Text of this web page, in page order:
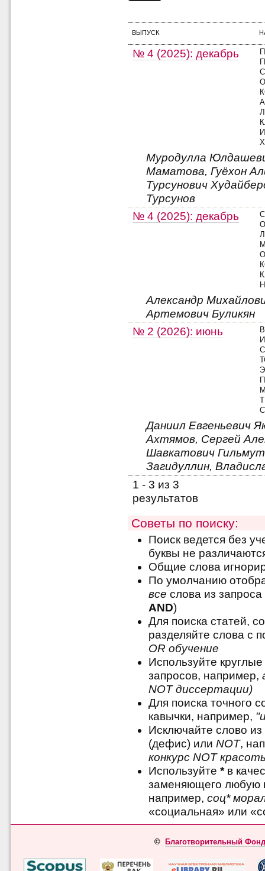
ВЫПУСК
№ 4 (2025): декабрь
Муродулла
Маматова, Гуёхон
Турсунович
Турсунов
№ 4 (2025): декабрь
Александр
Артемович Буликян
№ 2 (2026): июнь
Даниил Евгеньевич
Ахтямов, Сергей
Шавкатович
Загидуллин,
1 - 3 из 3
результатов
Советы по поиску:
Поиск ведется без
буквы не
Общие слова
По умолчанию
все слова из
AND)
Для поиска статей,
разделяйте слова с
OR обучение
Используйте
запросов, например,
NOT диссертации)
Для поиска точного
кавычки, например,
Исключайте слово
(дефис) или NOT,
конкурс NOT
Используйте *в
заменяющего любую
например, соц*
«социальная» или
© Благотворительный